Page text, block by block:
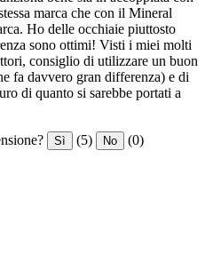
marca che con il Mineral
Ho delle occhiaie piuttosto
sono ottimi! Visti i miei molti
consiglio di utilizzare un buon
fa davvero gran differenza) e di
di quanto si sarebbe portati a
Sì (5) No (0)